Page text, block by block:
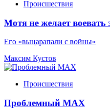
Происшествия
Мотя не желает воевать
Его «выцарапали с войны»
Максим Кустов
Происшествия
Проблемный МАХ